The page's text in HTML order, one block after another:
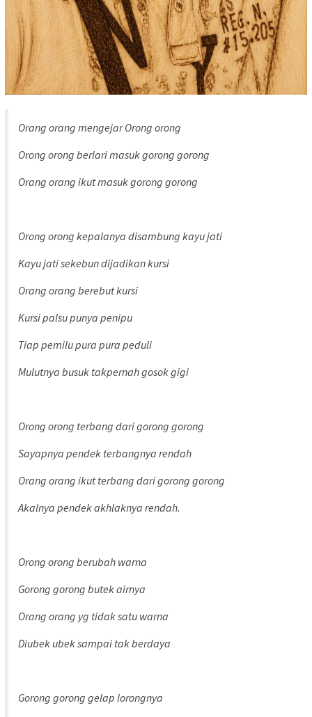
Orang orang mengejar Orong orong
Orong orong berlari masuk gorong gorong
Orang orang ikut masuk gorong gorong
Orong orong kepalanya disambung kayu jati
Kayu jati sekebun dijadikan kursi
Orang orang berebut kursi
Kursi palsu punya penipu
Tiap pemilu pura pura peduli
Mulutnya busuk takpernah gosok gigi
Orong orong terbang dari gorong gorong
Sayapnya pendek terbangnya rendah
Orang orang ikut terbang dari gorong gorong
Akalnya pendek akhlaknya rendah.
Orong orong berubah warna
Gorong gorong butek airnya
Orang orang yg tidak satu warna
Diubek ubek sampai tak berdaya
Gorong gorong gelap lorongnya